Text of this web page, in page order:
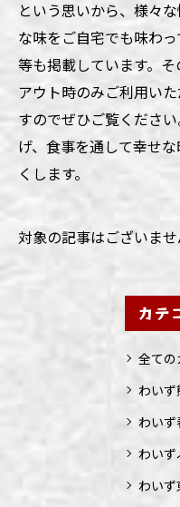
という思いから、様々
な味をご自宅でも味わ
等も掲載しています。
アウト時のみご利用い
すのでぜひご覧くださ
げ、食事を通して幸せ
くします。
対象の記事はございま
カテ
全ての
わい
わい
わい
わい